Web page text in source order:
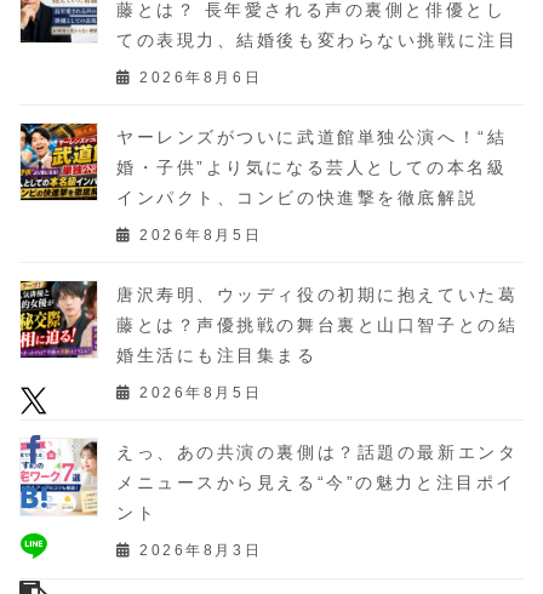
藤とは？ 長年愛される声の裏側と俳優とし
ての表現力、結婚後も変わらない挑戦に注目
2026年8月6日
ヤーレンズがついに武道館単独公演へ！“結
婚・子供”より気になる芸人としての本名級
インパクト、コンビの快進撃を徹底解説
2026年8月5日
唐沢寿明、ウッディ役の初期に抱えていた葛
藤とは？声優挑戦の舞台裏と山口智子との結
婚生活にも注目集まる
2026年8月5日
えっ、あの共演の裏側は？話題の最新エンタ
メニュースから見える“今”の魅力と注目ポイ
ント
2026年8月3日